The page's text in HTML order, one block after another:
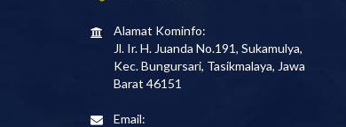
Alamat Kominfo:
Jl. Ir. H. Juanda No.191, Sukamulya,
Kec. Bungursari, Tasikmalaya, Jawa
Barat 46151
Email: